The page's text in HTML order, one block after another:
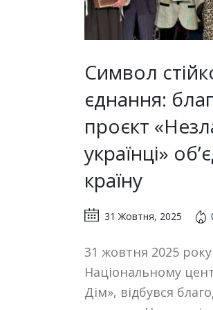
Символ
єднання:
проєкт
українці»
країну
31 Жовтня, 2025
31 жовтня 2025
Національному
Дім», відбувся